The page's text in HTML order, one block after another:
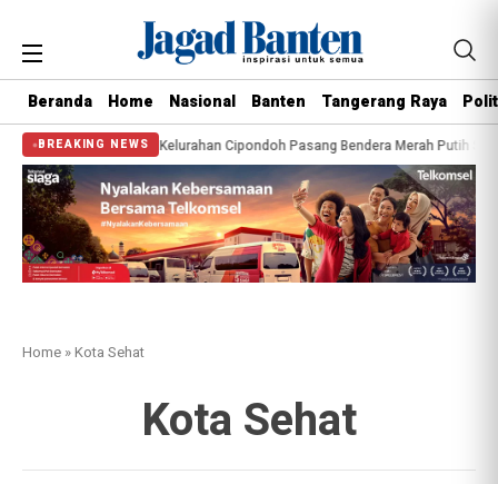
Beranda Home Nasional Banten Tangerang Raya
BREAKING NEWS
45 Persen Warga Kelurahan Cipondoh Pasang Bendera Merah Putih
Home »Kota Sehat
Kota Sehat